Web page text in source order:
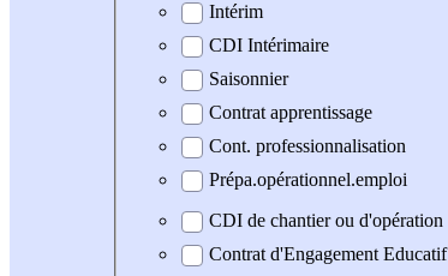
Intérim
CDI Intérimaire
Saisonnier
Contrat apprentissage
Cont. professionnalisation
Prépa.opérationnel.emploi
CDI de chantier ou d'opération
Contrat d'Engagement Educatif